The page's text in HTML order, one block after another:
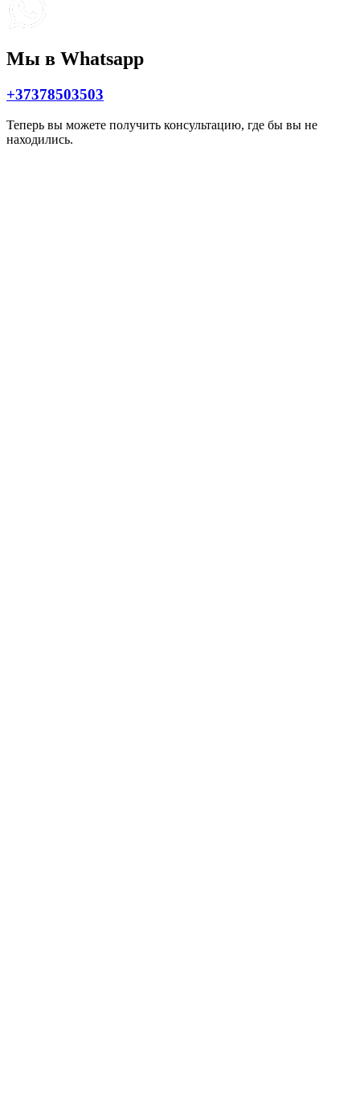
Мы в Whatsapp
+37378503503
Теперь вы можете получить консультацию, где бы вы не
находились.